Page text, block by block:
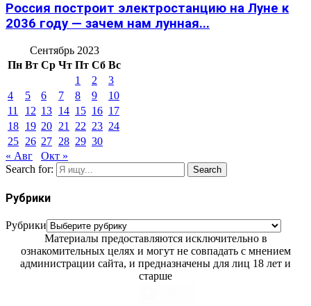
Россия построит электростанцию на Луне к
2036 году — зачем нам лунная...
Сентябрь 2023
Пн Вт Ср Чт Пт Сб Вс
1
2
3
4
5 6 7 8 9
10
11
12 13 14 15 16 17
18 19 20 21 22 23 24
25 26 27 28 29 30
« Авг
Окт »
Search for:
Search
Рубрики
Рубрики
Материалы предоставляются исключительно в
ознакомительных целях и могут не совпадать с мнением
администрации сайта, и предназначены для лиц 18 лет и
старше